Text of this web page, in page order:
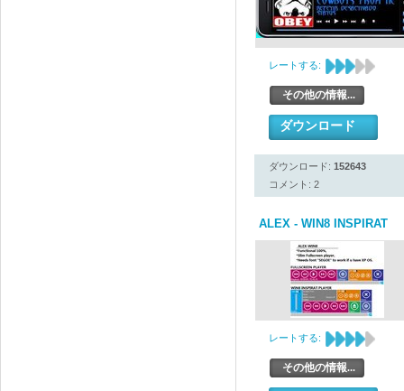
レートする:
その他の情報...
ダウンロード
ダウンロード: 152643
コメント: 2
ALEX - WIN8 INSPIRAT
レートする:
その他の情報...